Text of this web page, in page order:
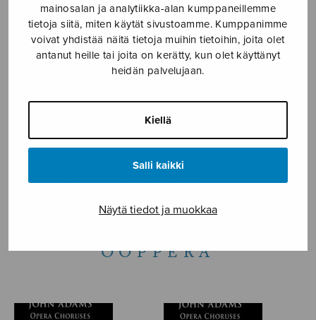
mainosalan ja analytiikka-alan kumppaneillemme
tietoja siitä, miten käytät sivustoamme. Kumppanimme
voivat yhdistää näitä tietoja muihin tietoihin, joita olet
antanut heille tai joita on kerätty, kun olet käyttänyt
heidän palvelujaan.
Kiellä
Salli kaikki
Näytä tiedot ja muokkaa
Tallberginkatu 1 B, 1,5 krs.
00180 Helsinki
myynti@sulasol.fi
puh. 050 305 6502
NÄYTÄ KARTALLA
OOPPERA